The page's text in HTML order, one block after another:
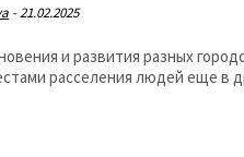
-21.02.2025
и развития разных
расселения людей еще в